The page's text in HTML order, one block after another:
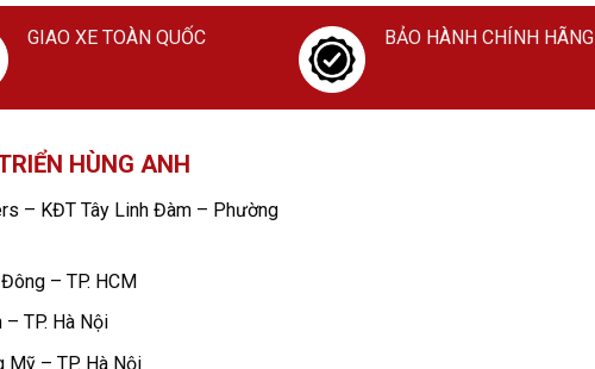
GIAO XE TOÀN QUỐC BẢO HÀNH CHÍNH HÃNG
HÙNG ANH
– KĐT Tây Linh Đàm – Phường
– TP. HCM
– TP. Hà Nội
Mỹ – TP. Hà Nội